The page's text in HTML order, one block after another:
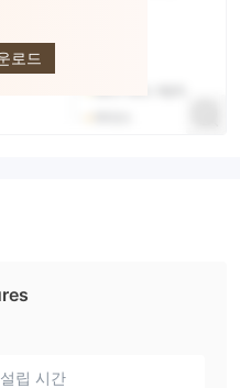
로드
설립 시간